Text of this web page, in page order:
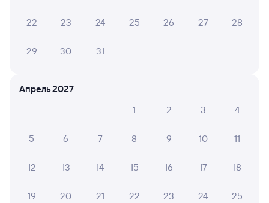
22 23 24 25 26 27 28
29 30 31
Апрель 2027
1
2 3 4
5 6 7 8 9 10 11
12 13 14 15 16 17 18
19 20 21 22 23 24 25